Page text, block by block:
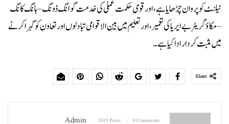
ٹیلنٹ کو پروان چڑھایا ہے، اور قومی حکمت عملی کی خدمت گوانگ ڈونگ – ہانگ کانگ
– مکاؤ گریٹر بے ایریا کی تعمیر ، اور تعلیم میں بین الاقوامی تبادلوں اور تعاون کو گہرا کرنے
میں مثبت کردار ادا کیا ہے۔
Share
Admin 2415 Posts 0 Comments